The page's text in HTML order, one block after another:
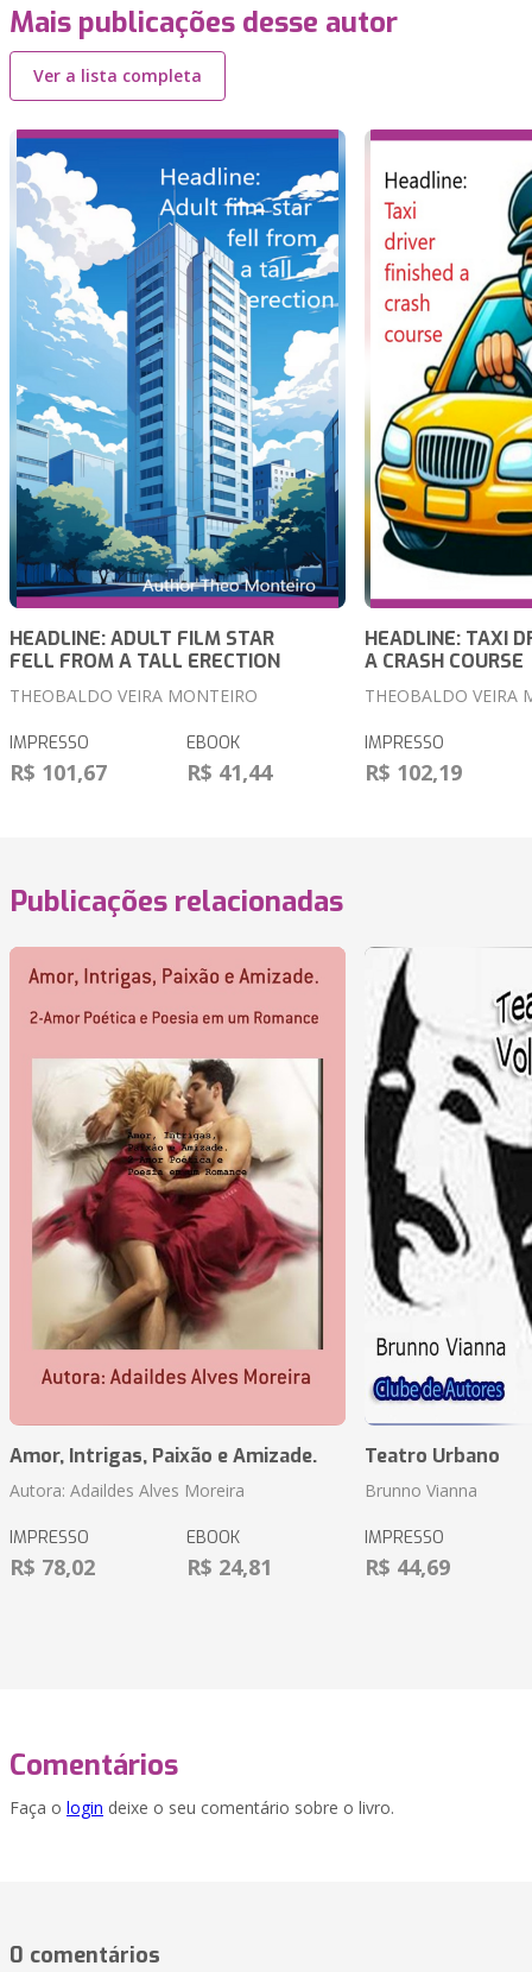
Mais publicações desse autor
Ver a lista completa
HEADLINE: ADULT FILM STAR
FELL FROM A TALL ERECTION
THEOBALDO VEIRA MONTEIRO
IMPRESSO
R$ 101,67
EBOOK
R$ 41,44
HEADLINE: TAXI
A CRASH COURSE
THEOBALDO VEIRA
IMPRESSO
R$ 102,19
Publicações relacionadas
Amor, Intrigas, Paixão e Amizade.
Autora: Adaildes Alves Moreira
IMPRESSO
R$ 78,02
EBOOK
R$ 24,81
Teatro Urbano
Brunno Vianna
IMPRESSO
R$ 44,69
Comentários
Faça o login deixe o seu comentário sobre o livro.
0 comentários